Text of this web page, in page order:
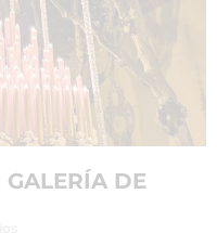
GALERÍA DE